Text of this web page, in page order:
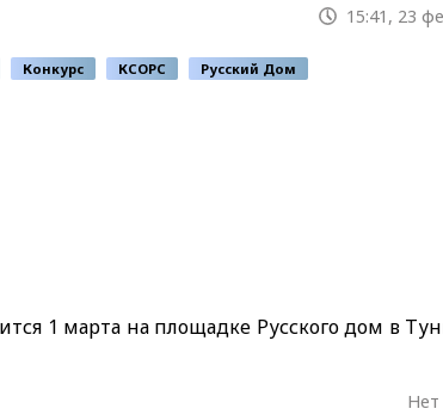
15:41, 23
Конкурс КСОРС Русский Дом
1 марта на площадке Русского дом в
Нет